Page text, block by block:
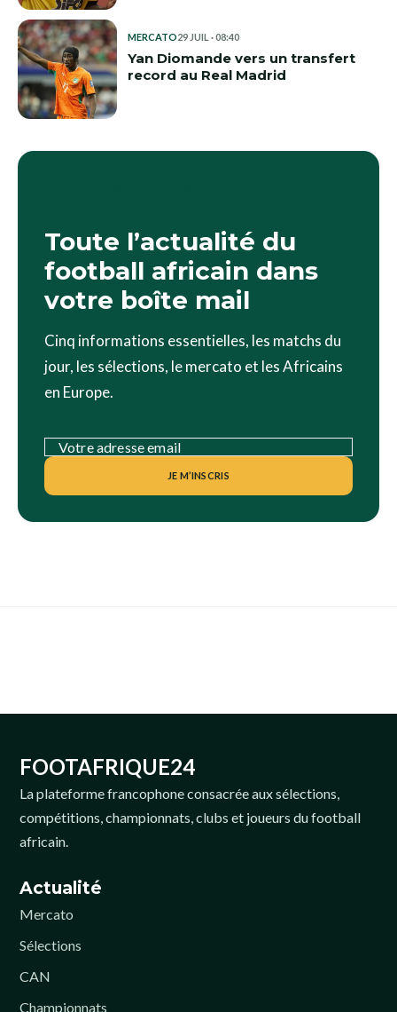
MERCATO29 JUIL · 08:40
Yan Diomande vers un transfert
record au Real Madrid
Toute l’actualité du
football africain dans
votre boîte mail
Cinq informations essentielles, les matchs du
jour, les sélections, le mercato et les Africains
en Europe.
JE M’INSCRIS
FOOTAFRIQUE24
La plateforme francophone consacrée aux sélections,
compétitions, championnats, clubs et joueurs du football
africain.
Actualité
Mercato
Sélections
CAN
Championnats